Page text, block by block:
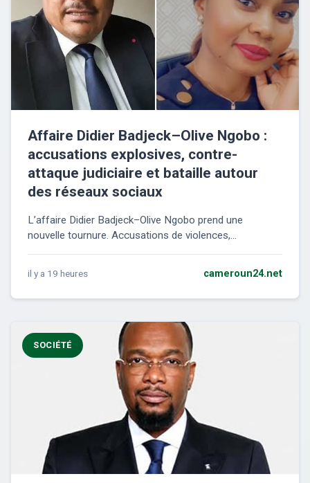
Affaire Didier Badjeck–Olive Ngobo :
accusations explosives, contre-
attaque judiciaire et bataille autour
des réseaux sociaux
L’affaire Didier Badjeck–Olive Ngobo prend une
nouvelle tournure. Accusations de violences,...
il y a 19 heures cameroun24.net
SOCIÉTÉ